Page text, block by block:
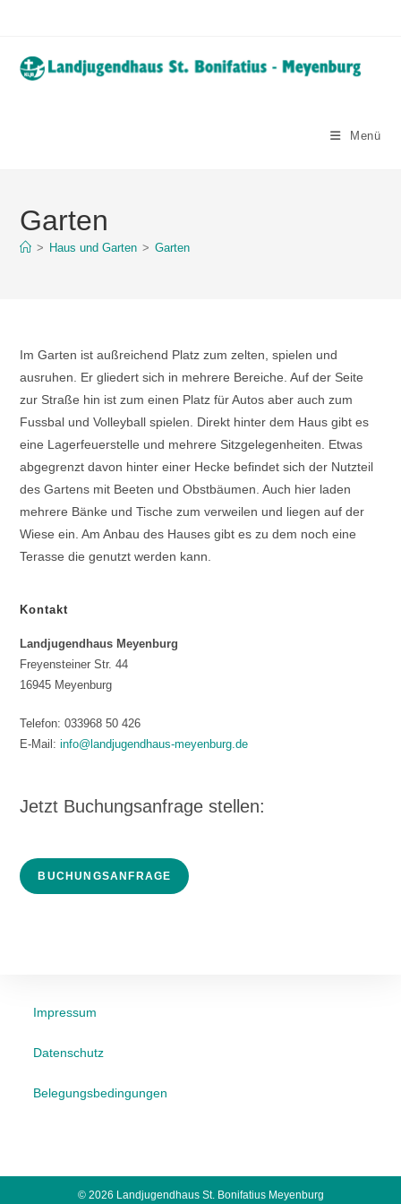
springen
Menü
Garten
> Haus und Garten > Garten
Im Garten ist außreichend Platz zum zelten, spielen und
ausruhen. Er gliedert sich in mehrere Bereiche. Auf der Seite
zur Straße hin ist zum einen Platz für Autos aber auch zum
Fussbal und Volleyball spielen. Direkt hinter dem Haus gibt es
eine Lagerfeuerstelle und mehrere Sitzgelegenheiten. Etwas
abgegrenzt davon hinter einer Hecke befindet sich der Nutzteil
des Gartens mit Beeten und Obstbäumen. Auch hier laden
mehrere Bänke und Tische zum verweilen und liegen auf der
Wiese ein. Am Anbau des Hauses gibt es zu dem noch eine
Terasse die genutzt werden kann.
Kontakt
Landjugendhaus Meyenburg
Freyensteiner Str. 44
16945 Meyenburg
Telefon: 033968 50 426
E-Mail:info@landjugendhaus-meyenburg.de
Jetzt Buchungsanfrage stellen:
BUCHUNGSANFRAGE
Impressum
Datenschutz
Belegungsbedingungen
© 2026 Landjugendhaus St. Bonifatius Meyenburg